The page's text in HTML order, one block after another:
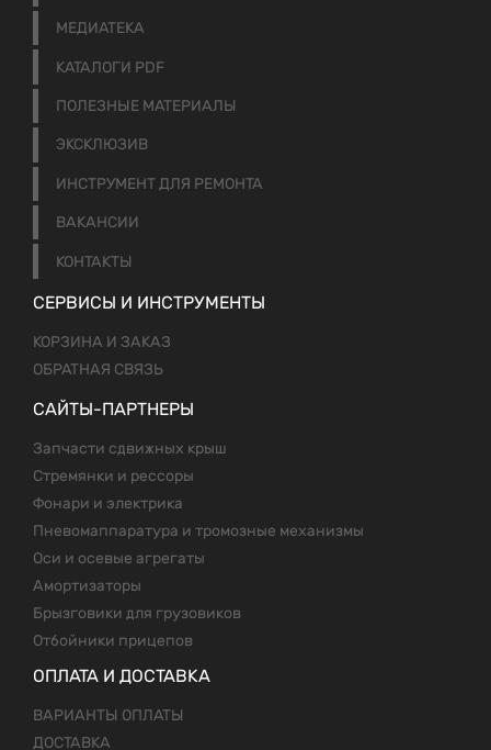
МЕДИАТЕКА
КАТАЛОГИ PDF
ПОЛЕЗНЫЕ МАТЕРИАЛЫ
ЭКСКЛЮЗИВ
ИНСТРУМЕНТ ДЛЯ РЕМОНТА
ВАКАНСИИ
КОНТАКТЫ
СЕРВИСЫ И ИНСТРУМЕНТЫ
КОРЗИНА И ЗАКАЗ
ОБРАТНАЯ СВЯЗЬ
САЙТЫ-ПАРТНЕРЫ
Запчасти сдвижных крыш
Стремянки и рессоры
Фонари и электрика
Пневомаппаратура и тромозные механизмы
Оси и осевые агрегаты
Амортизаторы
Брызговики для грузовиков
Отбойники прицепов
ОПЛАТА И ДОСТАВКА
ВАРИАНТЫ ОПЛАТЫ
ДОСТАВКА